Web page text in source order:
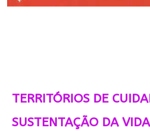
TERRITÓRIOS DE
SUSTENTAÇÃO DA VIDA